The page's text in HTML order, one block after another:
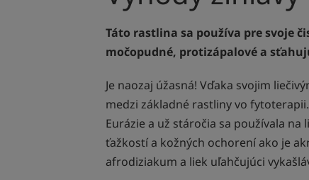
Táto rastlina sa používa pre svoje
močopudné, protizápalové a
Je naozaj úžasná! Vďaka svojim
medzi základné rastliny vo
Eurázie a už stáročia sa používala na
ťažkostí a kožných ochorení ako je
afrodiziakum a liek uľahčujúci